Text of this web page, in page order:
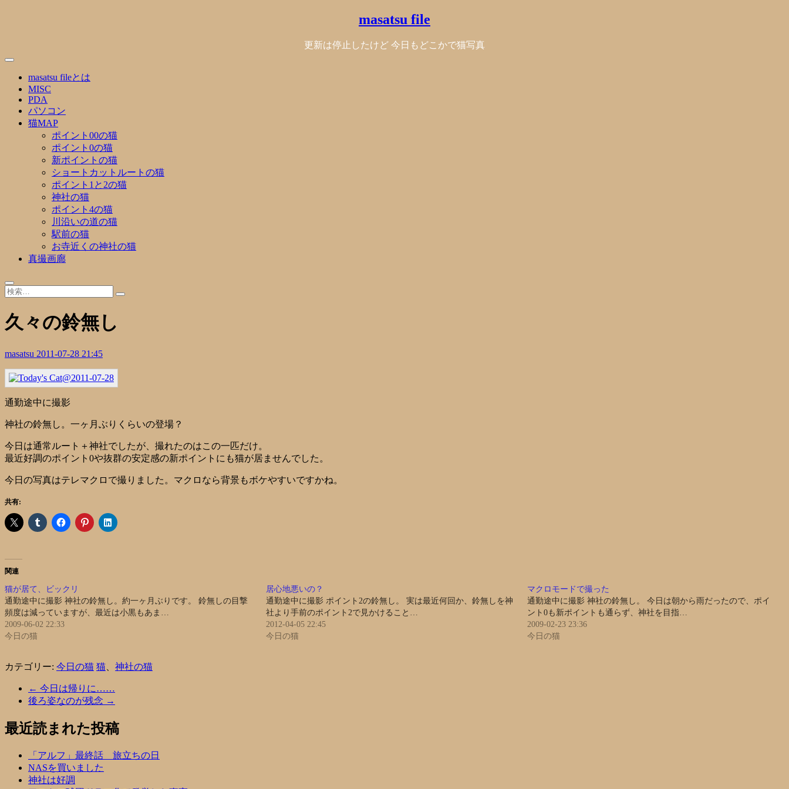
masatsu file
更新は停止したけど 今日もどこかで猫写真
masatsu fileとは
MISC
PDA
パソコン
猫MAP
ポイント00の猫
ポイント0の猫
新ポイントの猫
ショートカットルートの猫
ポイント1と2の猫
神社の猫
ポイント4の猫
川沿いの道の猫
駅前の猫
お寺近くの神社の猫
真撮画廊
久々の鈴無し
masatsu 2011-07-28 21:45
通勤途中に撮影
神社の鈴無し。一ヶ月ぶりくらいの登場？
今日は通常ルート＋神社でしたが、撮れたのはこの一匹だけ。
最近好調のポイント0や抜群の安定感の新ポイントにも猫が居ませんでした。
今日の写真はテレマクロで撮りました。マクロなら背景もボケやすいですかね。
共有:
関連
猫が居て、ビックリ
通勤途中に撮影 神社の鈴無し。約一ヶ月ぶりです。 鈴無しの目撃
頻度は減っていますが、最近は小黒もあま…
2009-06-02 22:33
今日の猫
居心地悪いの？
通勤途中に撮影 ポイント2の鈴無し。 実は最近何回か、鈴無しを神
社より手前のポイント2で見かけること…
2012-04-05 22:45
今日の猫
マクロモードで撮った
通勤途中に撮影 神社の鈴無し。 今日は朝から雨だったので、ポイ
ント0も新ポイントも通らず、神社を目指…
2009-02-23 23:36
今日の猫
カテゴリー: 今日の猫 猫 神社の猫
← 今日は帰りに……
後ろ姿なのが残念 →
最近読まれた投稿
「アルフ」最終話 旅立ちの日
NASを買いました
神社は好調